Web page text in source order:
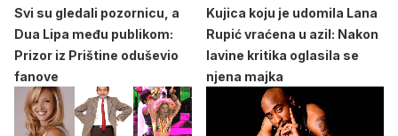
Svi su gledali pozornicu, a
Dua Lipa među publikom:
Prizor iz Prištine oduševio
fanove
Kujica koju je udomila Lana
Rupić vraćena u azil: Nakon
lavine kritika oglasila se
njena majka